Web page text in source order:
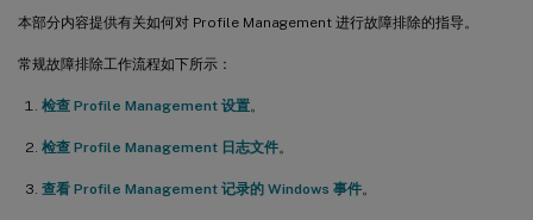
本部分内容提供有关如何对 Profile Management 进行故障排除的指导。
常规故障排除工作流程如下所示：
检查 Profile Management 设置。
检查 Profile Management 日志文件。
查看 Profile Management 记录的 Windows 事件。